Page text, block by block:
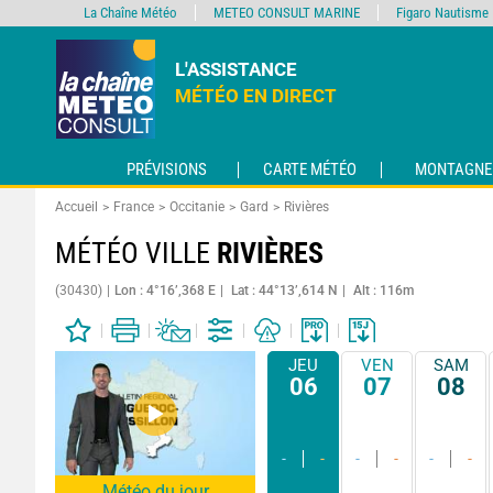
L'ASSISTANCE
MÉTÉO EN DIRECT
PRÉVISIONS CARTE MÉTÉO MONTAGNE
Accueil France Occitanie Gard Rivières
MÉTÉO VILLE RIVIÈRES
(30430) Lon : 4°16’,368 E Lat : 44°13’,614 N Alt : 116m
JEU
06
- -
VEN
07
- -
SAM
08
- -
La Chaîne Météo METEO CONSULT MARINE Figaro Nautisme